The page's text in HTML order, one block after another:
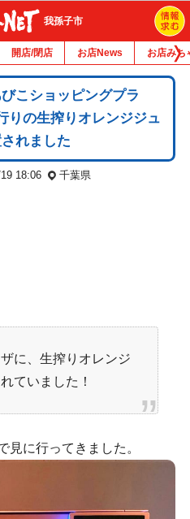
我孫子市
開店/閉店 お店News お店みち
こショッピングプラ
りの生搾りオレンジジュ
れました
18:06 千葉県
に、生搾りオレンジ
ていました！
見に行ってきました。